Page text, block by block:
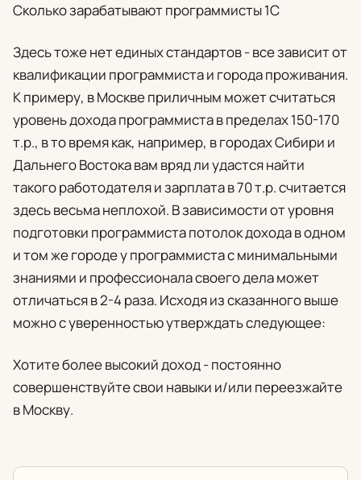
Сколько зарабатывают программисты 1С
Здесь тоже нет единых стандартов - все зависит от
квалификации программиста и города проживания.
К примеру, в Москве приличным может считаться
уровень дохода программиста в пределах 150-170
т.р., в то время как, например, в городах Сибири и
Дальнего Востока вам вряд ли удастся найти
такого работодателя и зарплата в 70 т.р. считается
здесь весьма неплохой. В зависимости от уровня
подготовки программиста потолок дохода в одном
и том же городе у программиста с минимальными
знаниями и профессионала своего дела может
отличаться в 2-4 раза. Исходя из сказанного выше
можно с уверенностью утверждать следующее:
Хотите более высокий доход - постоянно
совершенствуйте свои навыки и/или переезжайте
в Москву.